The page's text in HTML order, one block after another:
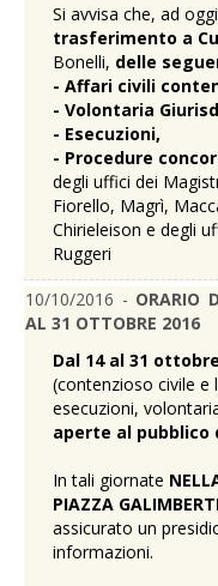
Si avvisa che, ad
trasferimento a
Bonelli, delle
- Affari civili
- Volontaria
- Esecuzioni,
- Procedure
degli uffici dei
Fiorello, Magrì,
Chirieleison e degli
Ruggeri
10/10/2016 - ORARIO
AL 31 OTTOBRE 2016
Dal 14 al 31
(contenzioso civile e
esecuzioni,
aperte al pubblico
In tali giornate
PIAZZA
assicurato un
informazioni.